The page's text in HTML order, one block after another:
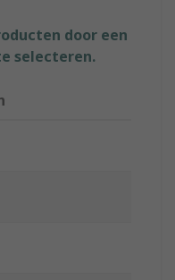
door een
selecteren.